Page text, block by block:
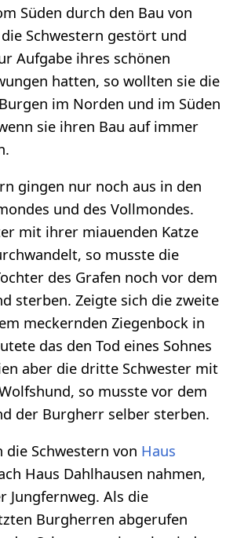
Süden durch den Bau von
die Schwestern gestört und
Aufgabe ihres schönen
hatten, so wollten sie die
im Norden und im Süden
sie ihren Bau auf immer
gingen nur noch aus in den
und des Vollmondes.
mit ihrer miauenden Katze
so musste die
des Grafen noch vor dem
sterben. Zeigte sich die zweite
meckernden Ziegenbock in
das den Tod eines Sohnes
aber die dritte Schwester mit
so musste vor dem
der Burgherr selber sterben.
die Schwestern von Haus
Haus Dahlhausen nahmen,
Jungfernweg. Als die
Burgherren abgerufen